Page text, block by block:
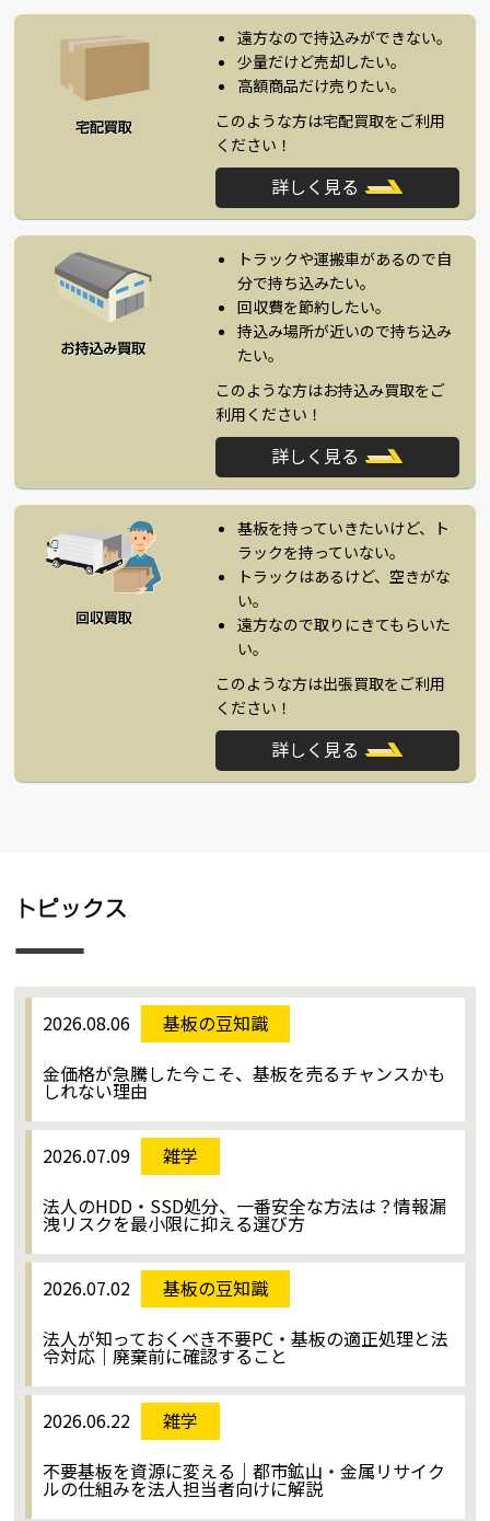
遠方なので持込みができない。
少量だけど売却したい。
高額商品だけ売りたい。
このような方は宅配買取をご利用
ください！
詳しく見る
トラックや運搬車があるので自
分で持ち込みたい。
回収費を節約したい。
持込み場所が近いので持ち込み
たい。
このような方はお持込み買取をご
利用ください！
詳しく見る
基板を持っていきたいけど、ト
ラックを持っていない。
トラックはあるけど、空きがな
い。
遠方なので取りにきてもらいた
い。
このような方は出張買取をご利用
ください！
詳しく見る
2026.08.06
基板の豆知識
金価格が急騰した今こそ、基板を売るチャンスかも
しれない理由
2026.07.09
雑学
法人のHDD・SSD処分、一番安全な方法は？情報漏
洩リスクを最小限に抑える選び方
2026.07.02
基板の豆知識
法人が知っておくべき不要PC・基板の適正処理と法
令対応｜廃棄前に確認すること
2026.06.22
雑学
不要基板を資源に変える｜都市鉱山・金属リサイク
ルの仕組みを法人担当者向けに解説